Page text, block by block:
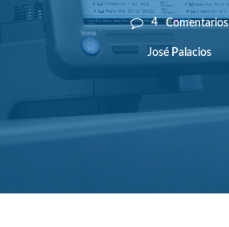
4 Comentarios
José Palacios